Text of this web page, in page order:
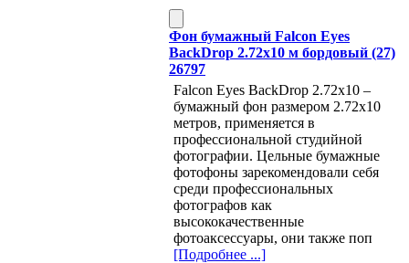
Фон бумажный Falcon Eyes
BackDrop 2.72x10 м бордовый (27)
26797
Falcon Eyes BackDrop 2.72x10 –
бумажный фон размером 2.72х10
метров, применяется в
профессиональной студийной
фотографии. Цельные бумажные
фотофоны зарекомендовали себя
среди профессиональных
фотографов как
высококачественные
фотоаксессуары, они также поп
[Подробнее ...]